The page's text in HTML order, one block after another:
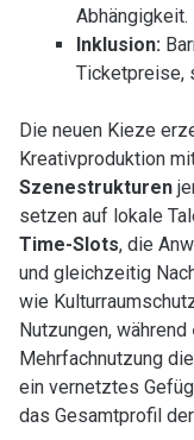
Abhängigkeit.
Inklusion:
Ticketpreise,
Die neuen Kieze
Kreativproduktion
Szenestrukturen
setzen auf lokale
Time-Slots, die
und gleichzeitig
wie
Nutzungen, während
Mehrfachnutzung
ein vernetztes
das Gesamtprofil